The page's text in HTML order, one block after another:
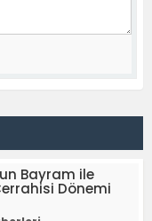
Bayram ile
Dönemi